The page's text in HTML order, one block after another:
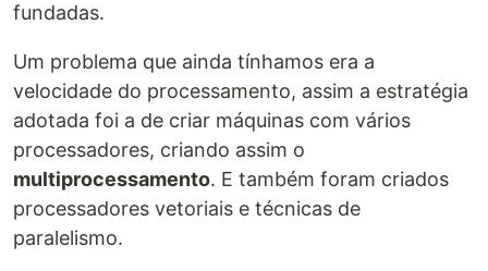
fundadas.
Um problema que ainda tínhamos era a
velocidade do processamento, assim a estratégia
adotada foi a de criar máquinas com vários
processadores, criando assim o
multiprocessamento. E também foram criados
processadores vetoriais e técnicas de
paralelismo.